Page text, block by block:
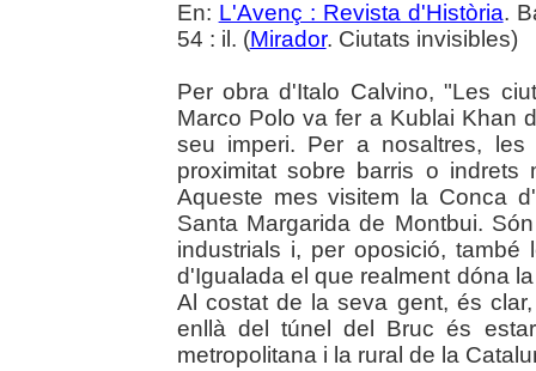
En: L'Avenç : Revista d'Història.
54 : il. (Mirador. Ciutats invisibles)
Per obra d'Italo Calvino, "Les
Marco Polo va fer a Kublai Khan
seu imperi. Per a nosaltres,
proximitat sobre barris o indrets
Aqueste mes visitem la Conca
Santa Margarida de Montbui.
industrials i, per oposició,
d'Igualada el que realment dóna
Al costat de la seva gent, és
enllà del túnel del Bruc és
metropolitana i la rural de la